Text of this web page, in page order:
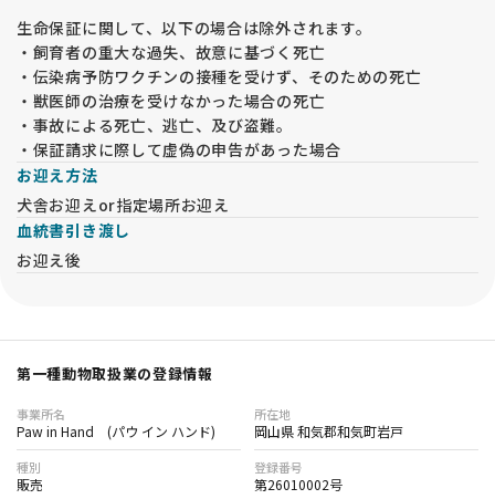
生命保証に関して、以下の場合は除外されます。
・飼育者の重大な過失、故意に基づく死亡
・伝染病予防ワクチンの接種を受けず、そのための死亡
・獣医師の治療を受けなかった場合の死亡
・事故による死亡、逃亡、及び盗難。
・保証請求に際して虚偽の申告があった場合
お迎え方法
犬舎お迎えor指定場所お迎え
血統書引き渡し
お迎え後
第一種動物取扱業の登録情報
事業所名
Paw in Hand (パウ イン ハンド)
所在地
岡山県 和気郡和気町岩戸
種別
販売
登録番号
第26010002号